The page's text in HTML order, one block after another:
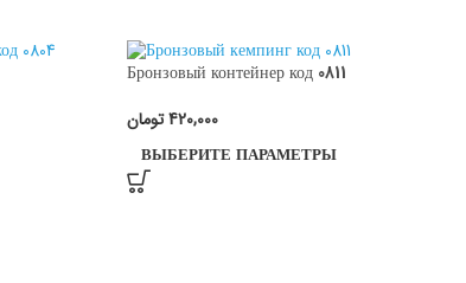
Бронзовый контейнер код 0811
420,000 تومان
ВЫБЕРИТЕ ПАРАМЕТРЫ